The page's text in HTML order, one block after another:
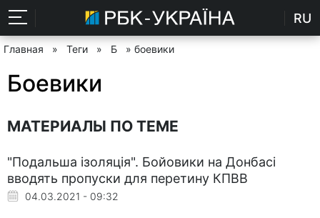
RU
Главная » Теги » Б » боевики
Боевики
МАТЕРИАЛЫ ПО ТЕМЕ
"Подальша ізоляція". Бойовики на Донбасі
вводять пропуски для перетину КПВВ
04.03.2021 - 09:32